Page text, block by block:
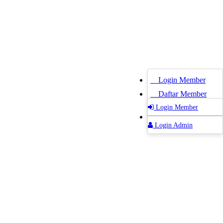
Login Member
Daftar Member
Login Admin
Login Member
Login Admin